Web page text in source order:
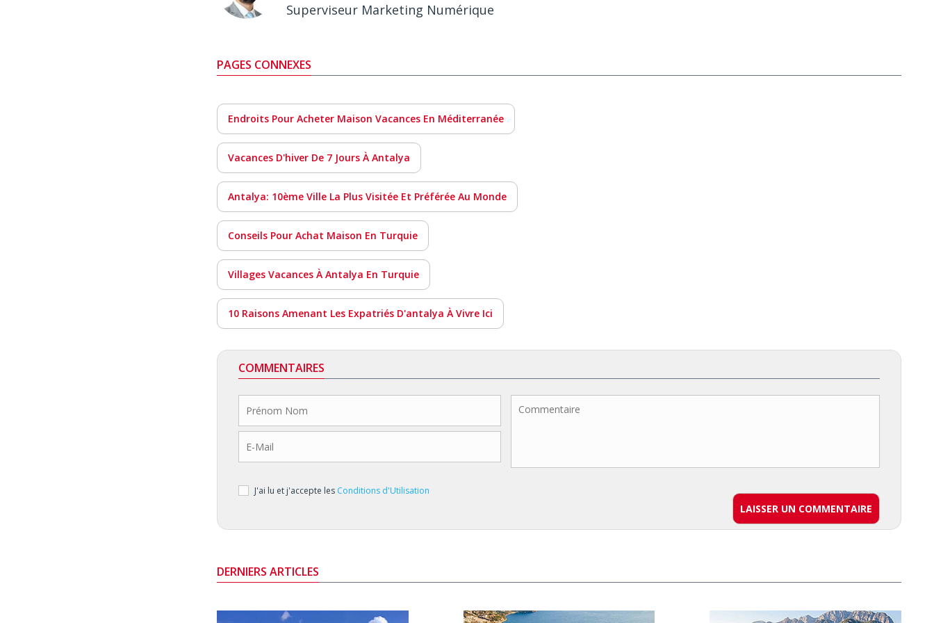
Superviseur Marketing Numérique
PAGES CONNEXES
Endroits Pour Acheter Maison Vacances En Méditerranée
Vacances D'hiver De 7 Jours À Antalya
Antalya: 10ème Ville La Plus Visitée Et Préférée Au Monde
Conseils Pour Achat Maison En Turquie
Villages Vacances À Antalya En Turquie
10 Raisons Amenant Les Expatriés D'antalya À Vivre Ici
COMMENTAIRES
J'ai lu et j'accepte les Conditions d'Utilisation
LAISSER UN COMMENTAIRE
DERNIERS ARTICLES